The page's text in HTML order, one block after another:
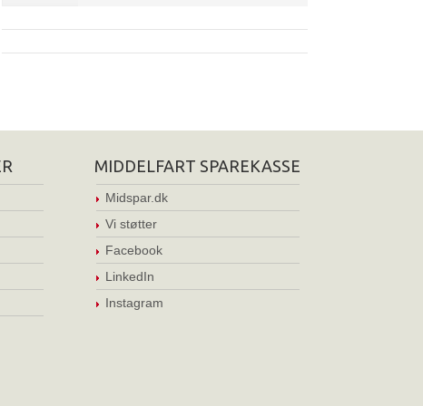
MIDDELFART SPAREKASSE
Midspar.dk
Vi støtter
Facebook
LinkedIn
Instagram